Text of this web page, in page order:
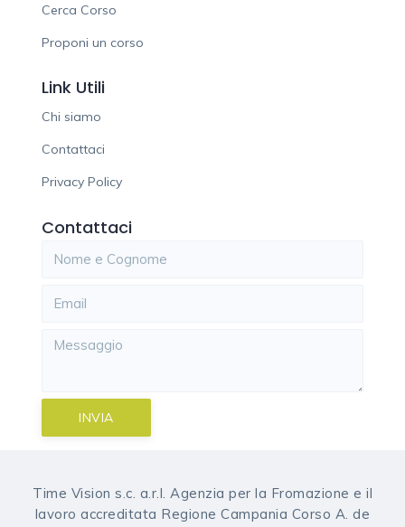
Cerca Corso
Proponi un corso
Link Utili
Chi siamo
Contattaci
Privacy Policy
Contattaci
INVIA
Time Vision s.c. a.r.l. Agenzia per la Fromazione e il
lavoro accreditata Regione Campania Corso A. de